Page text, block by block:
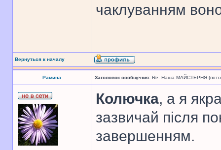
чаклуванням
Вернуться к началу
Рамина Заголовок сообщения: Re: Наша МАЙСТЕРНЯ
Колючка, а я
зазвичай після
завершенням.